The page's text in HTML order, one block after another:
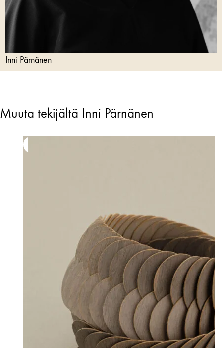
Inni Pärnänen
Muuta tekijältä Inni Pärnänen